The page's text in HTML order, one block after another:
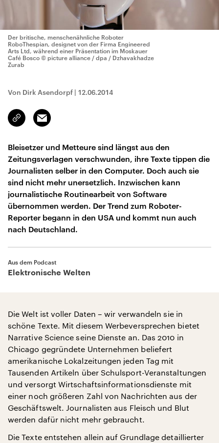
Der britische, menschenähnliche Roboter
RoboThespian, designet von der Firma Engineered
Arts Ltd, während einer Präsentation im Moskauer
Café Bosco © picture alliance / dpa / Dzhavakhadze
Zurab
Von Dirk Asendorpf | 12.06.2014
Link
kopieren/teilen
Email
Bleisetzer und Metteure sind längst aus den
Zeitungsverlagen verschwunden, ihre Texte tippen die
Journalisten selber in den Computer. Doch auch sie
sind nicht mehr unersetzlich. Inzwischen kann
journalistische Routinearbeit von Software
übernommen werden. Der Trend zum Roboter-
Reporter begann in den USA und kommt nun auch
nach Deutschland.
Aus dem Podcast
Elektronische Welten
Die Welt ist voller Daten – wir verwandeln sie in
schöne Texte. Mit diesem Werbeversprechen bietet
Narrative Science seine Dienste an. Das 2010 in
Chicago gegründete Unternehmen beliefert
amerikanische Lokalzeitungen jeden Tag mit
Tausenden Artikeln über Schulsport-Veranstaltungen
und versorgt Wirtschaftsinformationsdienste mit
einer noch größeren Zahl von Nachrichten aus der
Geschäftswelt. Journalisten aus Fleisch und Blut
werden dafür nicht mehr gebraucht.
Die Texte entstehen allein auf Grundlage detaillierter